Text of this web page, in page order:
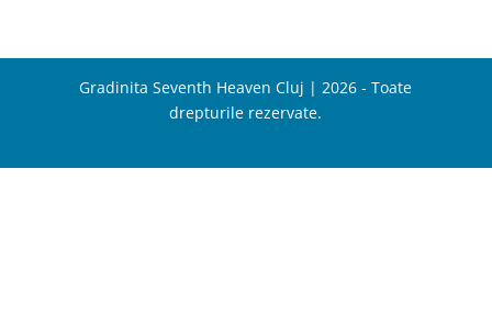
Gradinita Seventh Heaven Cluj | 2026 - Toate
drepturile rezervate.